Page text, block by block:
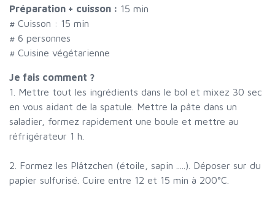
Préparation + cuisson : 15 min
# Cuisson : 15 min
# 6 personnes
# Cuisine végétarienne
Je fais comment ?
1. Mettre tout les ingrédients dans le bol et mixez 30 sec
en vous aidant de la spatule. Mettre la pâte dans un
saladier, formez rapidement une boule et mettre au
réfrigérateur 1 h.
2. Formez les Plâtzchen (étoile, sapin .....). Déposer sur du
papier sulfurisé. Cuire entre 12 et 15 min à 200°C.